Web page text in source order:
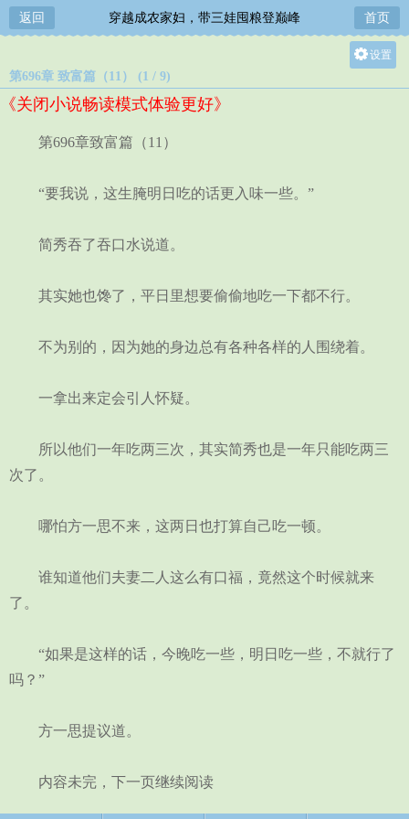
返回 穿越成农家妇，带三娃囤粮登巅峰 首页
设置
第696章 致富篇（11） (1 / 9)
《关闭小说畅读模式体验更好》
第696章致富篇（11）
“要我说，这生腌明日吃的话更入味一些。”
简秀吞了吞口水说道。
其实她也馋了，平日里想要偷偷地吃一下都不行。
不为别的，因为她的身边总有各种各样的人围绕着。
一拿出来定会引人怀疑。
所以他们一年吃两三次，其实简秀也是一年只能吃两三
次了。
哪怕方一思不来，这两日也打算自己吃一顿。
谁知道他们夫妻二人这么有口福，竟然这个时候就来
了。
“如果是这样的话，今晚吃一些，明日吃一些，不就行了
吗？”
方一思提议道。
内容未完，下一页继续阅读